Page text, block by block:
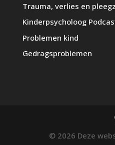
Trauma, verlies en
Kinderpsycholoog
Problemen kind
Gedragsproblemen
© 2026 Deze